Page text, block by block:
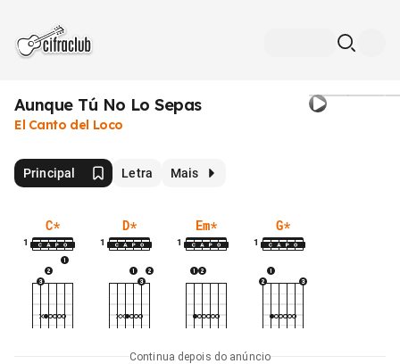
Aunque Tú No Lo Sepas
El Canto del Loco
Principal Letra Mais
C*
1
D*
1
Em*
1
G*
1
Continua depois do anúncio